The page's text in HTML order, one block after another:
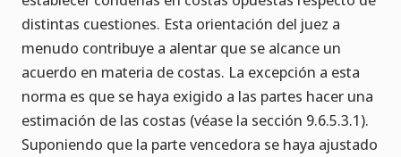
distintas cuestiones. Esta orientación del juez a
menudo contribuye a alentar que se alcance un
acuerdo en materia de costas. La excepción a esta
norma es que se haya exigido a las partes hacer una
estimación de las costas (véase la sección 9.6.5.3.1).
Suponiendo que la parte vencedora se haya ajustado